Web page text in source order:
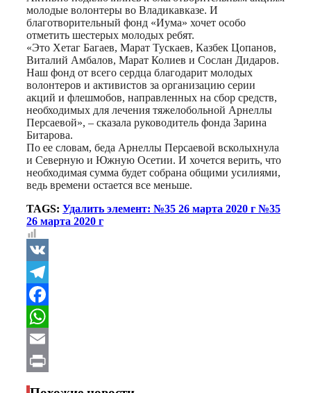
молодые волонтеры во Владикавказе. И
благотворительный фонд «Иума» хочет особо
отметить шестерых молодых ребят.
«Это Хетаг Багаев, Марат Тускаев, Казбек Цопанов,
Виталий Амбалов, Марат Колиев и Сослан Дидаров.
Наш фонд от всего сердца благодарит молодых
волонтеров и активистов за организацию серии
акций и флешмобов, направленных на сбор средств,
необходимых для лечения тяжелобольной Арнеллы
Персаевой», – сказала руководитель фонда Зарина
Битарова.
По ее словам, беда Арнеллы Персаевой всколыхнула
и Северную и Южную Осетии. И хочется верить, что
необходимая сумма будет собрана общими усилиями,
ведь времени остается все меньше.
TAGS: Удалить элемент: №35 26 марта 2020 г №35
26 марта 2020 г
VK
Telegram
Facebook
WhatsApp
Email
Print